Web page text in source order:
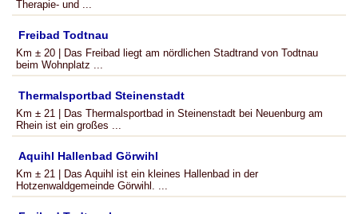
Therapie- und ...
Freibad Todtnau
Km ± 20 | Das Freibad liegt am nördlichen Stadtrand von Todtnau
beim Wohnplatz ...
Thermalsportbad Steinenstadt
Km ± 21 | Das Thermalsportbad in Steinenstadt bei Neuenburg am
Rhein ist ein großes ...
Aquihl Hallenbad Görwihl
Km ± 21 | Das Aquihl ist ein kleines Hallenbad in der
Hotzenwaldgemeinde Görwihl. ...